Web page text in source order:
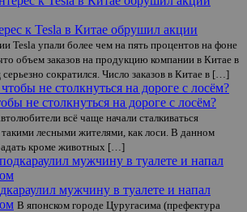
к Tesla в Китае обрушил акции
Tesla упали более чем на пять процентов на фоне
объем заказов на продукцию компании в Китае в
сократился. Число заказов в Китае в […]
не столкнуться на дороге с лосём?
всё чаще начали сталкиваться
такими лесными жителями, как лоси. В данном
кроме животных […]
мужчину в туалете и напал
В японском городе Цуругасима (префектура